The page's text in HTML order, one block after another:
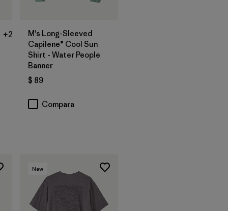
+2
M's Long-Sleeved
Capilene® Cool Sun
Shirt - Water People
Banner
$ 89
Compara
New